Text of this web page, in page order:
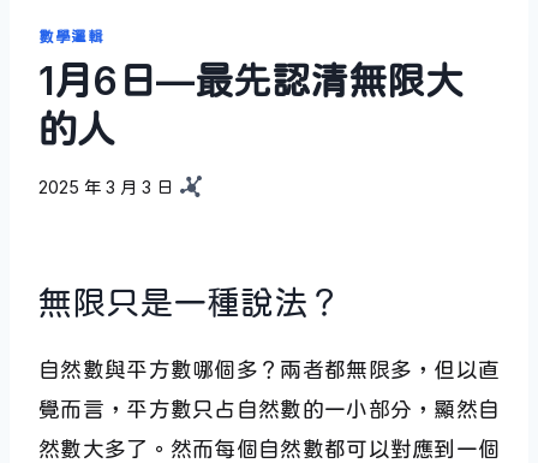
數學邏輯
1月6日—最先認清無限大
的人
2025 年 3 月 3 日
無限只是一種說法？
自然數與平方數哪個多？兩者都無限多，但以直
覺而言，平方數只占自然數的一小部分，顯然自
然數大多了。然而每個自然數都可以對應到一個